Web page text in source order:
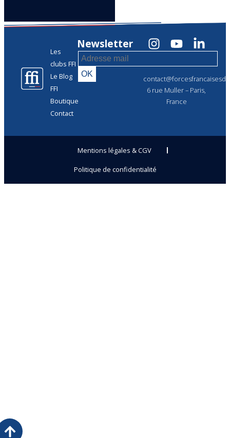
Les
clubs FFI
Le Blog
FFI
Boutique
Contact
6 rue Muller – Paris,
France
Newsletter
Mentions légales & CGV
Politique de confidentialité